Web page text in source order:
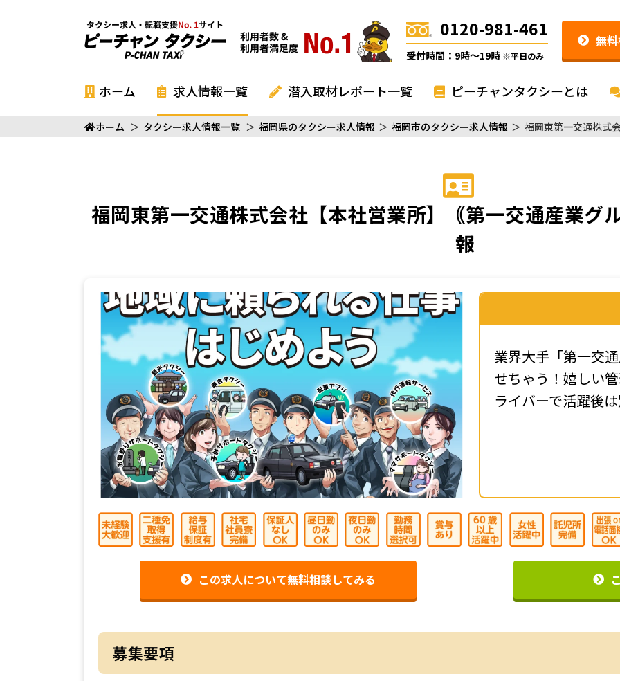
0120-981-461
受付時間：9時〜19時 ※平日のみ
無
ホーム 求人情報一覧 潜入取材レポート一覧 ピーチャンタクシーとは
ホーム ＞ タクシー求人情報一覧 ＞ 福岡県のタクシー求人情報 ＞ 福岡市のタクシー求人情報 ＞ 福岡東第一交通株式
福岡東第一交通株式会社【本社営業所】｟第一交通産業グル
報
業界大手「第一交
せちゃう！嬉しい
ライバーで活躍後
この求人について無料相談してみる
募集要項